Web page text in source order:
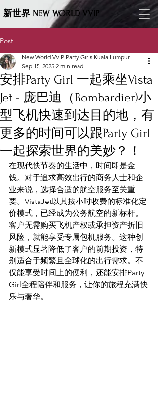
新世界 NEW WORLD VVIP
Post
安排Party Girl 一起乘坐Vista
Jet - 庞巴迪（Bombardier)小
型飞机快速到达目的地，有
更多的时间可以跟Party Girl
一起探索世界的美妙？！
New World VVIP Party Girls Kuala Lumpur
Sep 15, 2025 2 min read
在现代快节奏的生活中，时间即是金
钱。对于追求高效出行的商务人士和企
业来说，选择合适的航空服务至关重
要。VistaJet以其按小时收费的标准化定
价模式，已经成为公务航空的新标杆。
客户无需购买飞机产权或承担资产折旧
风险，就能享受专属包机服务。这种创
新模式显著降低了客户的前期投资，特
别适合于频繁且全球化的出行需求。不
仅能享受时间上的便利，还能安排Party
Girl全程陪伴和服务，让你的旅程充满快
乐与奢华。